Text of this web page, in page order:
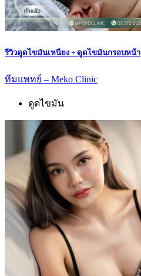
รีวิวดูดไขมันเหนียง + ดูดไขมันกรอบหน้า
ทีมแพทย์ – Meko Clinic
ดูดไขมัน